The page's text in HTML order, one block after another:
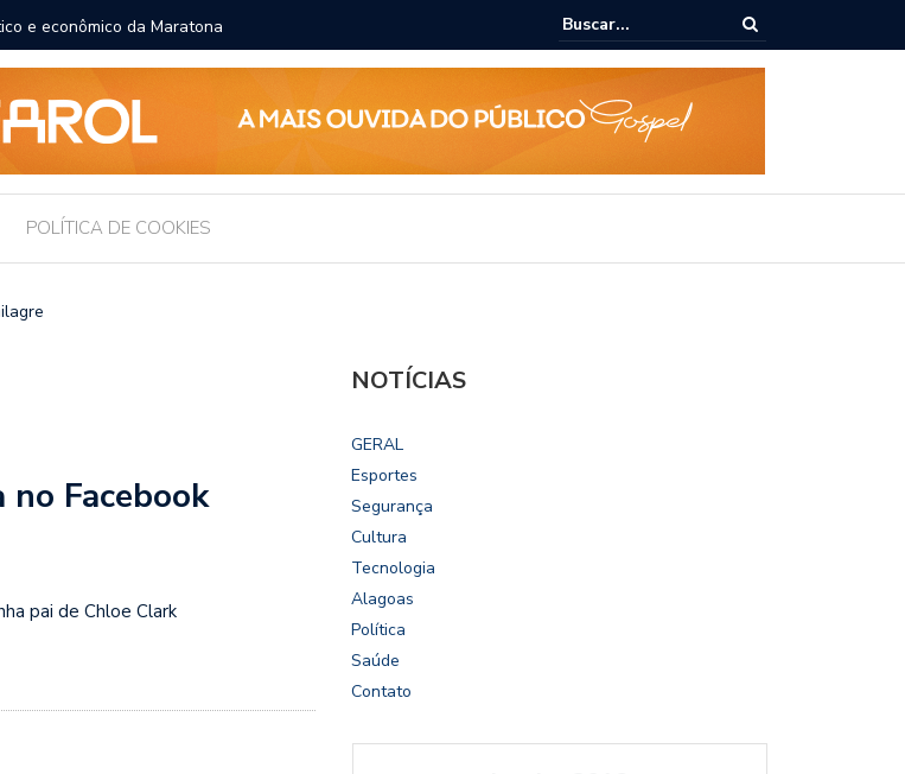
e econômico da Maratona
Brasil repudia revogação de visto de embaixadora nos EUA
POLÍTICA DE COOKIES
Facebook
pai de Chloe Clark
NOTÍCIAS
GERAL
Esportes
Segurança
Cultura
Tecnologia
Alagoas
Política
Saúde
Contato